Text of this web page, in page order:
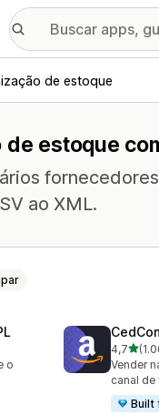
de estoque
estoque
ao XML.
o
4,7de 5
1062
Vender
canal de
Built